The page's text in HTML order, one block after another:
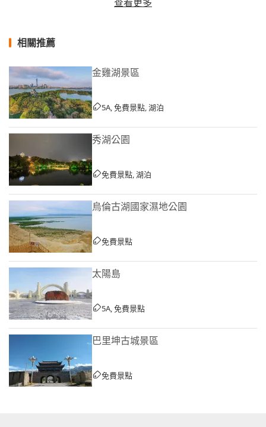
查看更多
相關推薦
金雞湖景區
5A, 免費景點, 湖泊
秀湖公園
免費景點, 湖泊
烏倫古湖國家濕地公園
免費景點
太陽島
5A, 免費景點
巴里坤古城景區
免費景點